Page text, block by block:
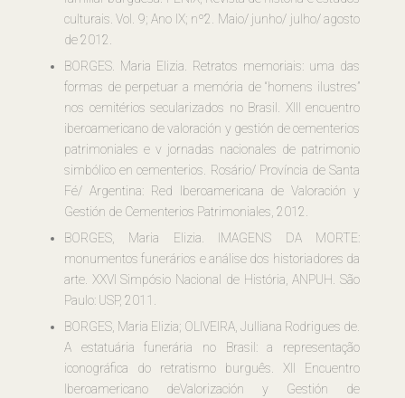
culturais. Vol. 9; Ano IX; nº2. Maio/ junho/ julho/ agosto
de 2012.
BORGES. Maria Elizia. Retratos memoriais: uma das
formas de perpetuar a memória de “homens ilustres”
nos cemitérios secularizados no Brasil. XIII encuentro
iberoamericano de valoración y gestión de cementerios
patrimoniales e v jornadas nacionales de patrimonio
simbólico en cementerios. Rosário/ Província de Santa
Fé/ Argentina: Red Iberoamericana de Valoración y
Gestión de Cementerios Patrimoniales, 2012.
BORGES, Maria Elizia. IMAGENS DA MORTE:
monumentos funerários e análise dos historiadores da
arte. XXVI Simpósio Nacional de História, ANPUH. São
Paulo: USP, 2011.
BORGES, Maria Elizia; OLIVEIRA, Julliana Rodrigues de.
A estatuária funerária no Brasil: a representação
iconográfica do retratismo burguês. XII Encuentro
Iberoamericano deValorización y Gestión de